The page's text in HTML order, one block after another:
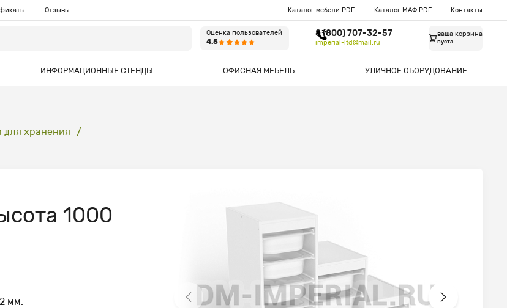
Отзывы Каталог мебели PDF Каталог МАФ PDF Контакты
Оценка пользователей
4.5
8 (800) 707-32-57
imperial-ltd@mail.ru
ваша корзина
пуста
ИНФОРМАЦИОННЫЕ СТЕНДЫ ОФИСНАЯ МЕБЕЛЬ УЛИЧНОЕ ОБОРУДОВАНИЕ
для хранения
1000
мм.